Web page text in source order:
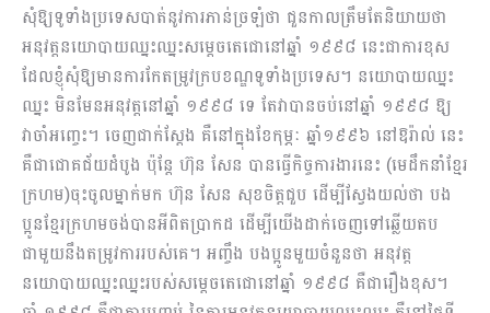
សុំឱ្យទូទាំងប្រទេសបាត់នូវការភាន់ច្រឡំថា ជួនកាលត្រឹមតែនិយាយថា
អនុវត្តនយោបាយឈ្នះឈ្នះសម្ដេចតេជោនៅឆ្នាំ ១៩៩៨ នេះជាការខុស
ដែលខ្ញុំសុំឱ្យមានការកែតម្រូវក្របខណ្ឌទូទាំងប្រទេស។ នយោបាយឈ្នះ
ឈ្នះ មិនមែនអនុវត្តនៅឆ្នាំ ១៩៩៨ ទេ តែវាបានចប់នៅឆ្នាំ ១៩៩៨ ឱ្យ
វាចាំអញ្ចេះ។ ចេញជាក់ស្តែង គឺនៅក្នុងខែកុម្ភៈ ឆ្នាំ១៩៩៦ នៅឱរ៉ាល់ នេះ
គឺជាជោគជ័យដំបូង ប៉ុន្តែ ហ៊ុន សែន បានធ្វើកិច្ចការងារនេះ (មេដឹកនាំខ្មែរ
ក្រហម)ចុះចូលម្នាក់មក ហ៊ុន សែន សុខចិត្តជួប ដើម្បីស្វែងយល់ថា បង
ប្អូនខ្មែរក្រហមចង់បានអីពិតប្រាកដ ដើម្បីយើងដាក់ចេញទៅឆ្លើយតប
ជាមួយនឹងតម្រូវការរបស់គេ។ អញ្ចឹង បងប្អូនមួយចំនួនថា អនុវត្ត
នយោបាយឈ្នះឈ្នះរបស់សម្តេចតេជោនៅឆ្នាំ ១៩៩៨ គឺជារឿងខុស។